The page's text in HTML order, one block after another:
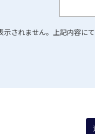
示されません。上記内容に